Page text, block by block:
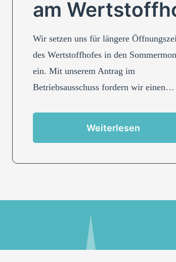
am
Wir setzen uns für längere
des Wertstoffhofes in den
ein. Mit unserem Antrag im
Betriebsausschuss fordern wir einen…
Weiterlesen